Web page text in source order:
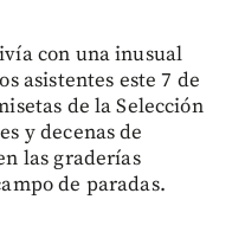
con una inusual
asistentes este 7 de
de la Selección
y decenas de
las graderías
de paradas.